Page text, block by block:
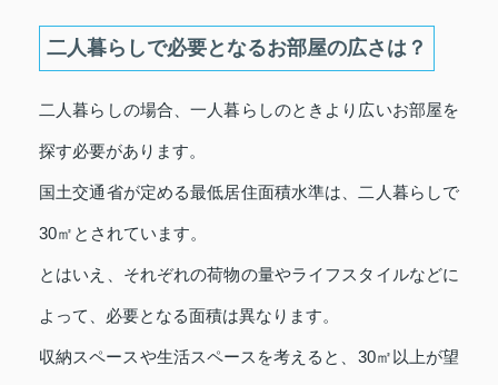
二人暮らしで必要となるお部屋の広さは？
二人暮らしの場合、一人暮らしのときより広いお部屋を
探す必要があります。
国土交通省が定める最低居住面積水準は、二人暮らしで
30㎡とされています。
とはいえ、それぞれの荷物の量やライフスタイルなどに
よって、必要となる面積は異なります。
収納スペースや生活スペースを考えると、30㎡以上が望